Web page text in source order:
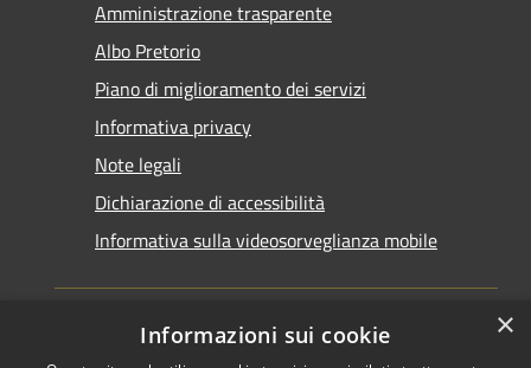
Amministrazione trasparente
Albo Pretorio
Piano di miglioramento dei servizi
Informativa privacy
Note legali
Dichiarazione di accessibilità
Informativa sulla videosorveglianza mobile
×
Informazioni sui cookie